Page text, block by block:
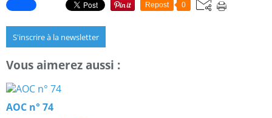
Repost 0
S'inscrire à la newsletter
Vous aimerez aussi :
AOC n° 74